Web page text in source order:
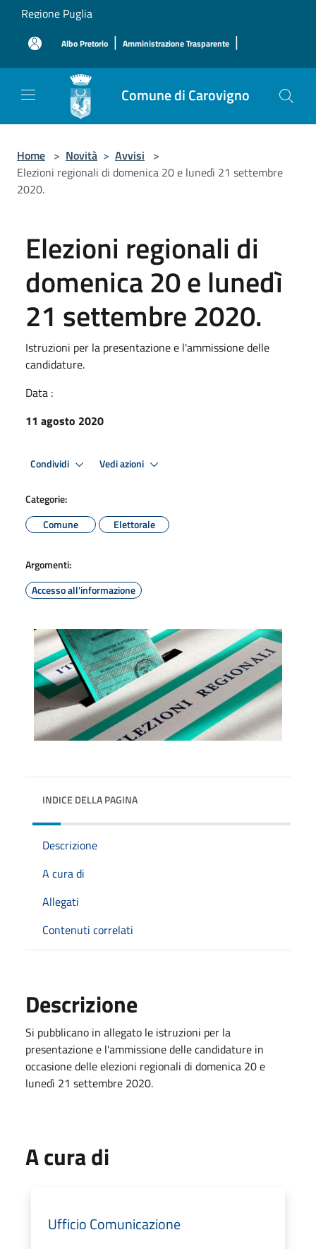
Salta al contenuto principale
Regione Puglia
Albo Pretorio | Amministrazione Trasparente |
Comune di Carovigno
Home > Novità > Avvisi >
Elezioni regionali di domenica 20 e lunedì 21 settembre
2020.
Elezioni regionali di
domenica 20 e lunedì
21 settembre 2020.
Istruzioni per la presentazione e l'ammissione delle
candidature.
Data :
11 agosto 2020
Condividi Vedi azioni
Categorie:
Comune
Elettorale
Argomenti:
Accesso all'informazione
INDICE DELLA PAGINA
Descrizione
A cura di
Allegati
Contenuti correlati
Descrizione
Si pubblicano in allegato le istruzioni per la
presentazione e l'ammissione delle candidature in
occasione delle elezioni regionali di domenica 20 e
lunedì 21 settembre 2020.
A cura di
Ufficio Comunicazione